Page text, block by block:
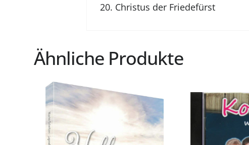
Christus der Friedefürst
Ähnliche Produkte